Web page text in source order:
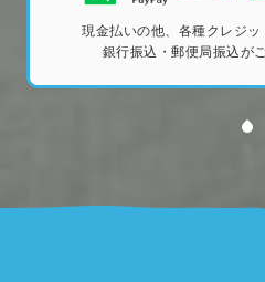
現金払いの他、各種クレジ
銀行振込・郵便局振込が